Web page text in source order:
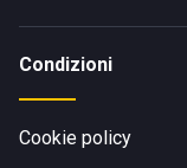
Condizioni
Cookie policy